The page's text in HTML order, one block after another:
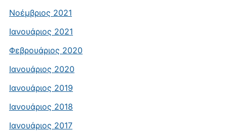
Νοέμβριος 2021
Ιανουάριος 2021
Φεβρουάριος 2020
Ιανουάριος 2020
Ιανουάριος 2019
Ιανουάριος 2018
Ιανουάριος 2017